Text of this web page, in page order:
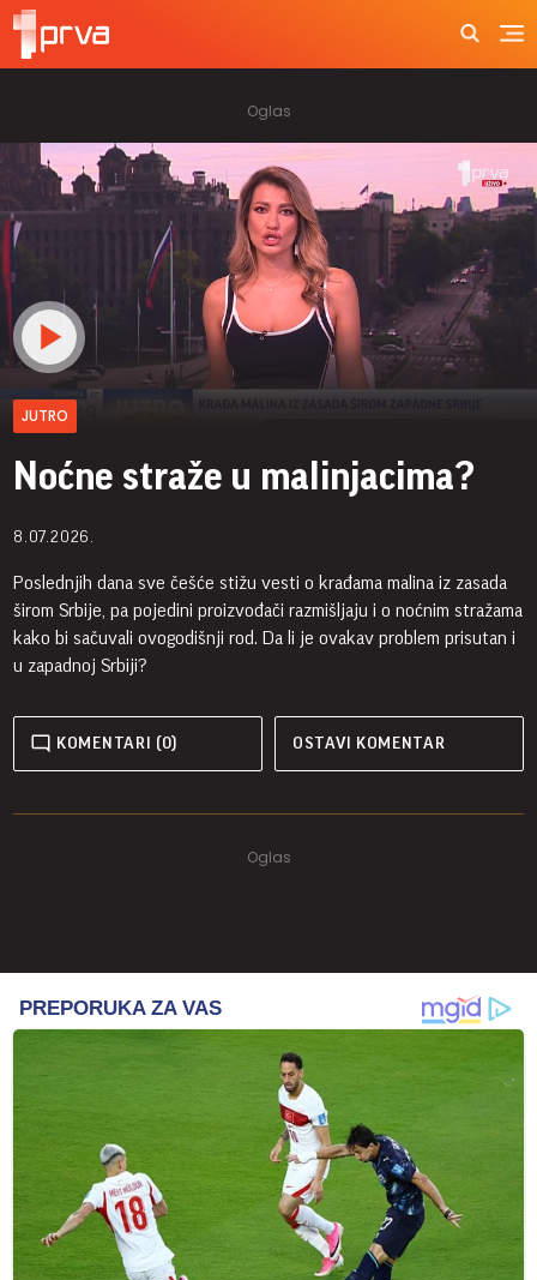
JUTRO
Noćne straže u malinjacima?
8.07.2026.
Poslednjih dana sve češće stižu vesti o krađama malina iz zasada
širom Srbije, pa pojedini proizvođači razmišljaju i o noćnim stražama
kako bi sačuvali ovogodišnji rod. Da li je ovakav problem prisutan i
u zapadnoj Srbiji?
KOMENTARI (0) OSTAVI KOMENTAR